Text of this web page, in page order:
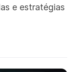
e estratégias